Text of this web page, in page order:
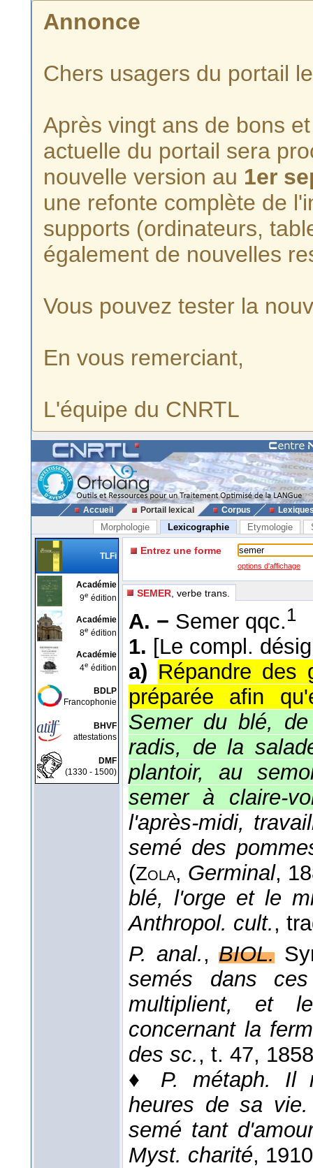
Annonce
Chers usagers du portail
Après vingt ans de bons
actuelle du portail sera
nouvelle version au 1er
une refonte complète de
supports (ordinateurs,
également de nouvelles
Vous pouvez tester la
En vous remerciant,
L'équipe du CNRTL
Accueil Portail lexical Corpus
Morphologie Lexicographie Etymologie
TLFi
Académie
9e édition
Académie
8e édition
Académie
4e édition
BDLP
Francophonie
BHVF
attestations
DMF
(1330 - 1500)
Entrez une forme
options d'affichage
SEMER , verbe trans.
A. − Semer qqc.1
1. [Le compl.
a) Répandre des
préparée afin
Semer du blé,
radis, de la
plantoir, au
semer à claire-
l'après-midi,
semé des
(Zola, Germinal,
blé, l'orge et le
Anthropol. cult.,
P. anal., BIOL.
semés dans
multiplient, et
concernant la
des sc., t. 47, 1858
♦ P. métaph.
Il
heures de sa
semé tant
Myst. charité, 1910